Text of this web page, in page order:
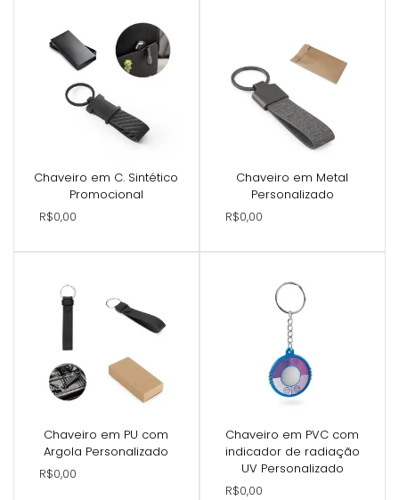
Chaveiro em C. Sintético
Promocional
R$0,00
Chaveiro em Metal
Personalizado
R$0,00
Chaveiro em PU com
Argola Personalizado
R$0,00
Chaveiro em PVC com
indicador de radiação
UV Personalizado
R$0,00